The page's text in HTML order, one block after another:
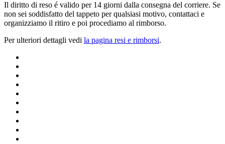
Il diritto di reso é valido per 14 giorni dalla consegna del corriere. Se
non sei soddisfatto del tappeto per qualsiasi motivo, contattaci e
organizziamo il ritiro e poi procediamo al rimborso.
Per ulteriori dettagli vedi la pagina resi e rimborsi.